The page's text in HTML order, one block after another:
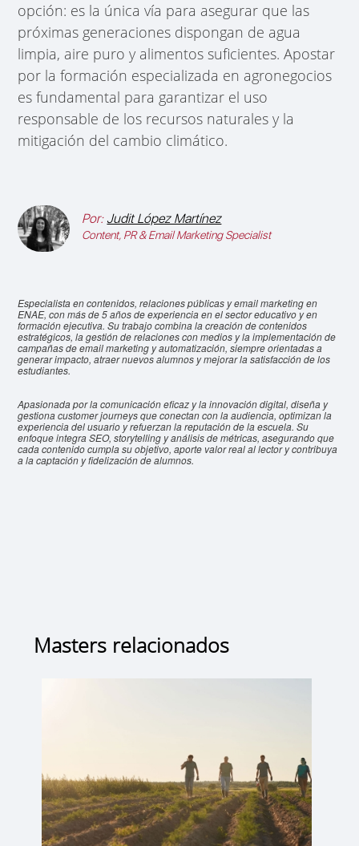
opción: es la única vía para asegurar que las
próximas generaciones dispongan de agua
limpia, aire puro y alimentos suficientes. Apostar
por la formación especializada en agronegocios
es fundamental para garantizar el uso
responsable de los recursos naturales y la
mitigación del cambio climático.
Por: Judit López Martínez
Content, PR & Email Marketing Specialist
Especialista en contenidos, relaciones públicas y email marketing en
ENAE, con más de 5 años de experiencia en el sector educativo y en
formación ejecutiva. Su trabajo combina la creación de contenidos
estratégicos, la gestión de relaciones con medios y la implementación de
campañas de email marketing y automatización, siempre orientadas a
generar impacto, atraer nuevos alumnos y mejorar la satisfacción de los
estudiantes.
Apasionada por la comunicación eficaz y la innovación digital, diseña y
gestiona customer journeys que conectan con la audiencia, optimizan la
experiencia del usuario y refuerzan la reputación de la escuela. Su
enfoque integra SEO, storytelling y análisis de métricas, asegurando que
cada contenido cumpla su objetivo, aporte valor real al lector y contribuya
a la captación y fidelización de alumnos.
Masters relacionados